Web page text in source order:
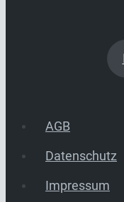
AGB
Datenschutz
Impressum